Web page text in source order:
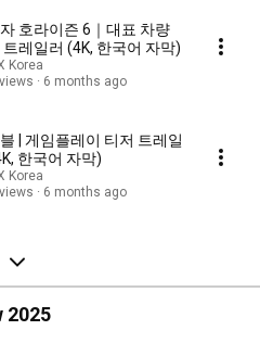
호라이즌 6｜대표 차량
트레일러 (4K, 한국어 자막)
Korea
6 months ago
| 게임플레이 티저 트레일
한국어 자막)
Korea
6 months ago
2025